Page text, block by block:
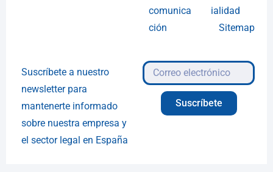
comunica
ción
ialidad
Sitemap
Suscríbete a nuestro
newsletter para
mantenerte informado
sobre nuestra empresa y
el sector legal en España
Suscríbete